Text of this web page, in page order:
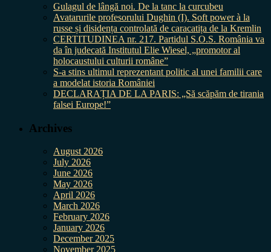
Gulagul de lângă noi. De la tanc la curcubeu
Avatarurile profesorului Dughin (I). Soft power à la
russe și disidența controlată de caracatița de la Kremlin
CERTITUDINEA nr. 217. Partidul S.O.S. România va
da în judecată Institutul Elie Wiesel, „promotor al
holocaustului culturii române”
S-a stins ultimul reprezentant politic al unei familii care
a modelat istoria României
DECLARAȚIA DE LA PARIS: „Să scăpăm de tirania
falsei Europe!”
Archives
August 2026
July 2026
June 2026
May 2026
April 2026
March 2026
February 2026
January 2026
December 2025
November 2025